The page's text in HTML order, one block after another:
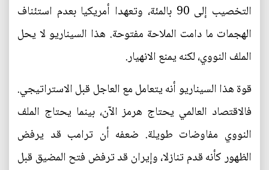
التخصيب إلى 90 بالمئة، وتعهدا أمريكيا بعدم استئناف
الهجمات ما دامت الملاحة مفتوحة. هذا السيناريو لا يحل
الملف النووي، لكنه يمنع الانهيار.
قوة هذا السيناريو أنه يتعامل مع العاجل قبل الاستراتيجي.
فالاقتصاد العالمي يحتاج هرمز الآن، بينما يحتاج الملف
النووي مفاوضات طويلة. ضعفه أن ترامب قد يرفض
الظهور كأنه قدم تنازلا، وإيران قد ترفض فتح المضيق قبل